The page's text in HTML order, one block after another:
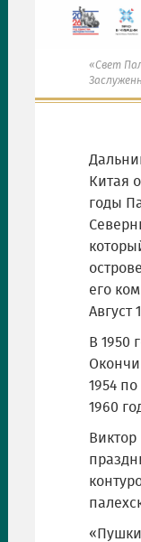
«Свет
Китая
годы
его
Август
В 1950
1954
1960